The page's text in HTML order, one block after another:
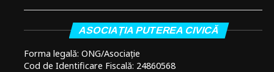
ASOCIAȚIA PUTEREA CIVICĂ
Forma legală: ONG/Asociație
Cod de Identificare Fiscală: 24860568